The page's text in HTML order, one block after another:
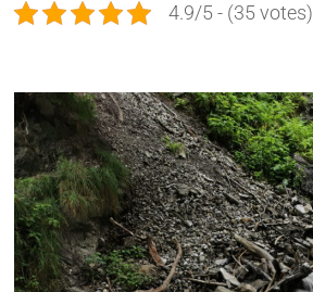
4.9/5 - (35 votes)